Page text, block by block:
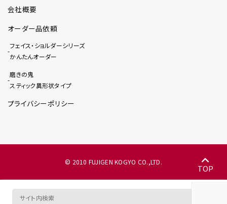
会社概要
オーダー品依頼
フェイス・ショルダーシリーズ
かんたんオーダー
磨きの鬼
スティック異形状タイプ
プライバシーポリシー
© 2010 FUJIGEN KOGYO CO.,LTD.
TOP